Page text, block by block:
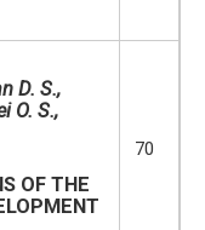
D. S.,
O. S.,
OF THE
70